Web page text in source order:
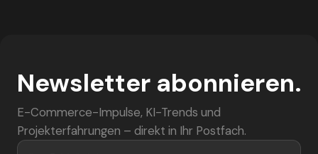
Ich stimme der Verarbeitung meiner Daten gemäß
der Datenschutzerklärung zu. *
Newsletter abonnieren.
E-Commerce-Impulse, KI-Trends und
Projekterfahrungen – direkt in Ihr Postfach.